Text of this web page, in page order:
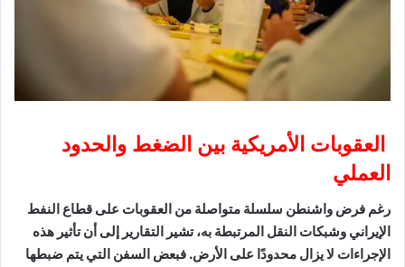
العقوبات الأمريكية بين الضغط والحدود
العملي
رغم فرض واشنطن سلسلة متواصلة من العقوبات على قطاع النفط
الإيراني وشبكات النقل المرتبطة به، تشير التقارير إلى أن تأثير هذه
الإجراءات لا يزال محدودًا على الأرض. فبعض السفن التي يتم ضبطها